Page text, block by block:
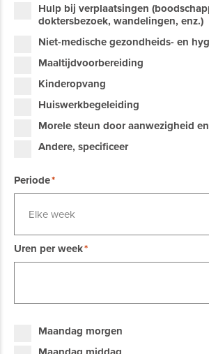
Hulp bij verplaatsingen
doktersbezoek, wandelingen, enz.)
Niet-medische gezondheids- en
Maaltijdvoorbereiding
Kinderopvang
Huiswerkbegeleiding
Morele steun door aanwezigheid
Andere, specificeer
Periode
Elke week
Uren per week
Maandag morgen